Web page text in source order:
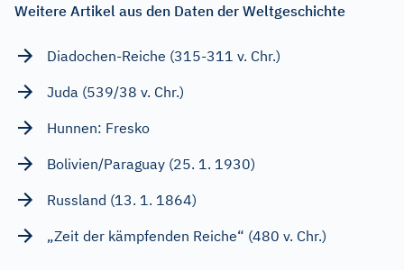
Weitere Artikel aus den Daten der Weltgeschichte
Diadochen-Reiche (315-311 v. Chr.)
Juda (539/38 v. Chr.)
Hunnen: Fresko
Bolivien/Paraguay (25. 1. 1930)
Russland (13. 1. 1864)
„Zeit der kämpfenden Reiche“ (480 v. Chr.)